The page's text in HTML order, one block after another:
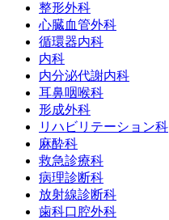
整形外科
心臓血管外科
循環器内科
内科
内分泌代謝内科
耳鼻咽喉科
形成外科
リハビリテーション科
麻酔科
救急診療科
病理診断科
放射線診断科
歯科口腔外科